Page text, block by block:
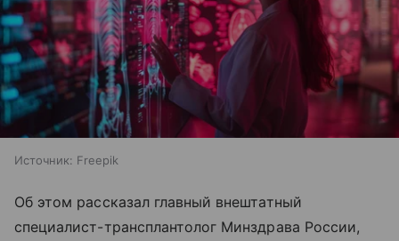
Источник: Freepik
Об этом рассказал главный внештатный
специалист-трансплантолог Минздрава России,